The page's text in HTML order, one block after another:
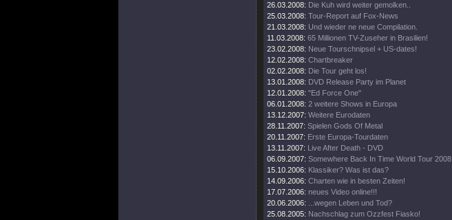
26.03.2008: Die Kuh wird weiter gemolken..
25.03.2008: Tour-Report auf Fox-News
21.03.2008: Und wieder ne neue Compilation.
11.03.2008: 65 Millionen TV-Zuseher in Brasilien!
23.02.2008: Neue Tourschnipsel + US-dates!
12.02.2008: Chartbreaker
02.02.2008: Die Tour geht los!
13.01.2008: DVD Release Party im Planet
12.01.2008: "Ed Force One"
06.01.2008: 2 weitere Shows in Europa
13.12.2007: Weitere Eurodaten
28.11.2007: Spielen Gods Of Metal
20.11.2007: Erste Europa-Tourdaten
13.11.2007: Live After Death - DVD
06.09.2007: Somewhere Back In Time World Tour 2008
15.10.2006: Klassiker? Was ist das?
14.09.2006: Charten wie in besten Zeiten!
17.07.2006: neues Video online!!!
20.06.2006:
...wegen Leben und Tod?
25.08.2005: Nachschlag zum Ozzfest Fiasko!